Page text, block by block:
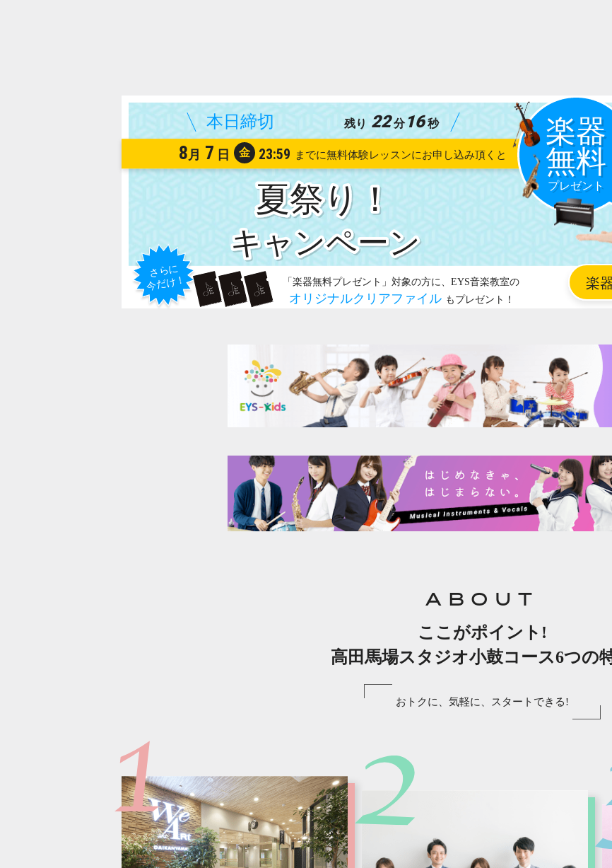
夏祭り！
8月 7 日 金 23:59
残り 22 分14 秒
ABOUT
ここがポイント!
高田馬場スタジオ小鼓コース6つの
おトクに、気軽に、スタートできる!